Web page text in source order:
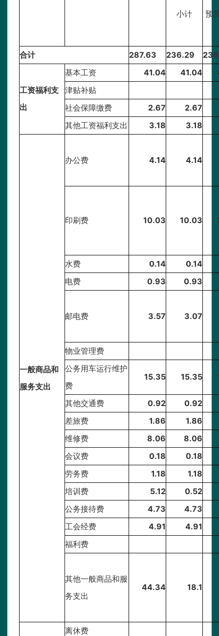
小计 预
合计 287.63 236.29
工资福利支
出
基本工资 41.04 41.04
津贴补贴
社会保障缴费
2.67
2.67
其他工资福利支出
3.18 3.18
一般商品和
服务支出
办公费 4.14 4.14
印刷费 10.03 10.03
水费 0.14
0.14
电费
0.93 0.93
邮电费 3.57 3.07
物业管理费
公务用车运行维护
费
15.35 15.35
其他交通费 0.92
0.92
差旅费
1.86
1.86
维修费
8.06
8.06
会议费
0.18
0.18
劳务费
1.18
1.18
培训费
5.12
0.52
公务接待费
4.73
4.73
工会经费
4.91
4.91
福利费
其他一般商品和服
务支出
44.34 18.1
离休费